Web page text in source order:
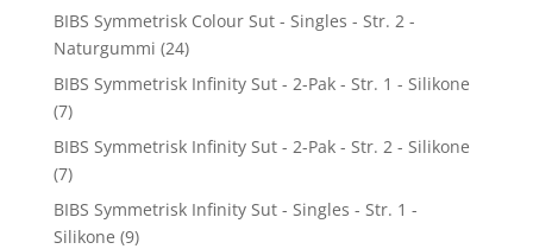
BIBS Symmetrisk Colour Sut - Singles - Str. 2 -
Naturgummi (24)
BIBS Symmetrisk Infinity Sut - 2-Pak - Str. 1 - Silikone
(7)
BIBS Symmetrisk Infinity Sut - 2-Pak - Str. 2 - Silikone
(7)
BIBS Symmetrisk Infinity Sut - Singles - Str. 1 -
Silikone (9)